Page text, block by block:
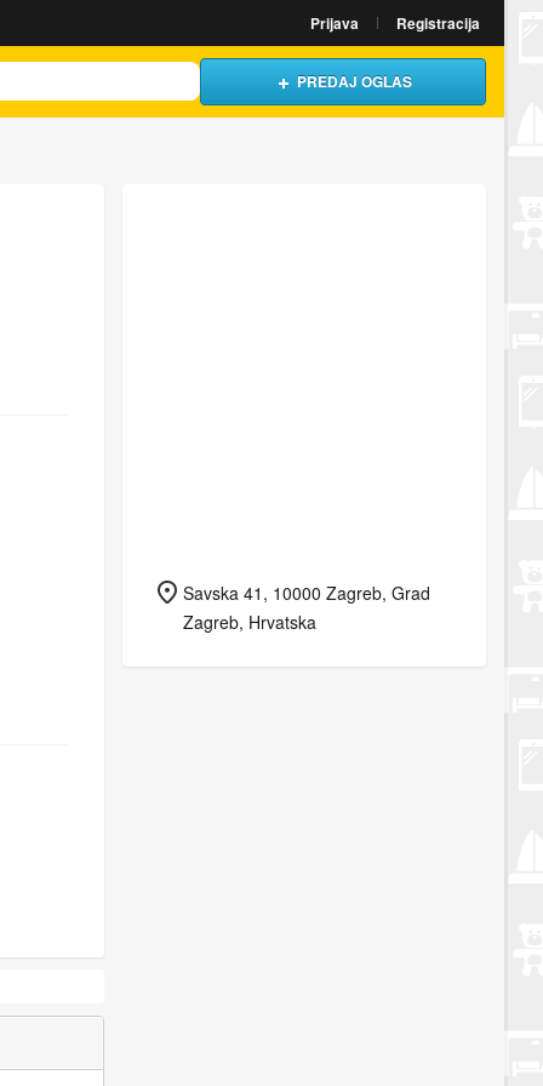
Prijava Registracija
PREDAJ OGLAS
Savska 41, 10000 Zagreb, Grad
Zagreb, Hrvatska